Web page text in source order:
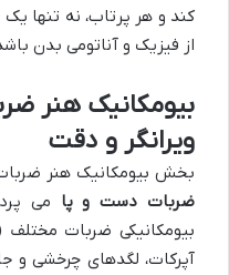
کند و هر پرتاب، نه تنها
از فیزیک و آناتومی بدن
بیومکانیک هنر
ویرانگر و دقت
بخش بیومکانیک هنر
ضربات دست و پا می
بیومکانیکی ضربات
آپرکات، لگدهای چرخشی و